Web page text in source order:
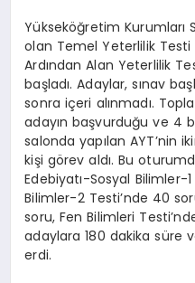
Yükseköğretim Kurumları
olan Temel Yeterlilik
Ardından Alan Yeterlilik
başladı. Adaylar, sınav
sonra içeri alınmadı.
adayın başvurduğu ve 4
salonda yapılan AYT’nin
kişi görev aldı. Bu
Edebiyatı-Sosyal Bilimler-
Bilimler-2 Testi’nde 40
soru, Fen Bilimleri
adaylara 180 dakika süre
erdi.